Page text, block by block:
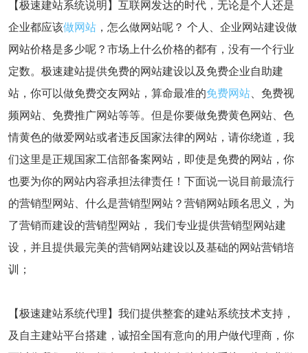
【极速建站系统说明】互联网发达的时代，无论是个人还是
企业都应该做网站 ，怎么做网站呢？ 个人、企业网站建设做
网站价格是多少呢？市场上什么价格的都有，没有一个行业
定数。极速建站提供免费的网站建设以及免费企业自助建
站，你可以做免费交友网站，算命最准的免费网站 、免费视
频网站、免费推广网站等等。但是你要做免费黄色网站、色
情黄色的做爱网站或者违反国家法律的网站，请你绕道，我
们这里是正规国家工信部备案网站，即使是免费的网站，你
也要为你的网站内容承担法律责任！下面说一说目前最流行
的营销型网站、什么是营销型网站？营销网站顾名思义，为
了营销而建设的营销型网站， 我们专业提供营销型网站建
设，并且提供最完美的营销网站建设以及基础的网站营销培
训；
【极速建站系统代理】我们提供整套的建站系统技术支持，
及自主建站平台搭建，诚招全国有意向的用户做代理商，你